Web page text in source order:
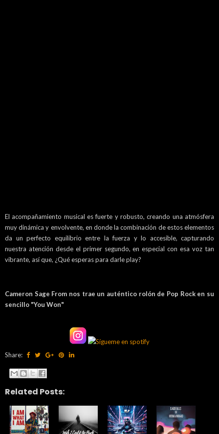
El acompañamiento musical es fuerte y robusto, creando una atmósfera
muy dinámica y envolvente, en donde la combinación de estos elementos
da un perfecto equilibrio entre la fuerza y lo accesible, capturando
nuestra atención desde el primer segundo, en especial con esa voz tan
vibrante, así que, ¿Qué esperas para darle play?
Cameron Sage From nos trae un auténtico rolón de Pop Rock en su
sencillo "You Won"
Share:
Related Posts: